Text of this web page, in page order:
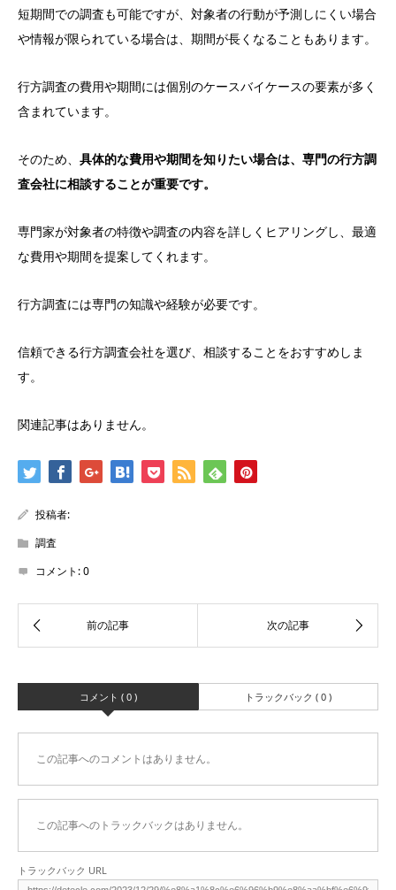
短期間での調査も可能ですが、対象者の行動が予測しにくい場合
や情報が限られている場合は、期間が長くなることもあります。
行方調査の費用や期間には個別のケースバイケースの要素が多く
含まれています。
そのため、 具体的な費用や期間を知りたい場合は、専門の行方調
査会社に相談することが重要です。
専門家が対象者の特徴や調査の内容を詳しくヒアリングし、最適
な費用や期間を提案してくれます。
行方調査には専門の知識や経験が必要です。
信頼できる行方調査会社を選び、相談することをおすすめしま
す。
関連記事はありません。
投稿者:
調査
コメント:0
コメント ( 0 ) トラックバック ( 0 )
この記事へのコメントはありません。
この記事へのトラックバックはありません。
トラックバック URL